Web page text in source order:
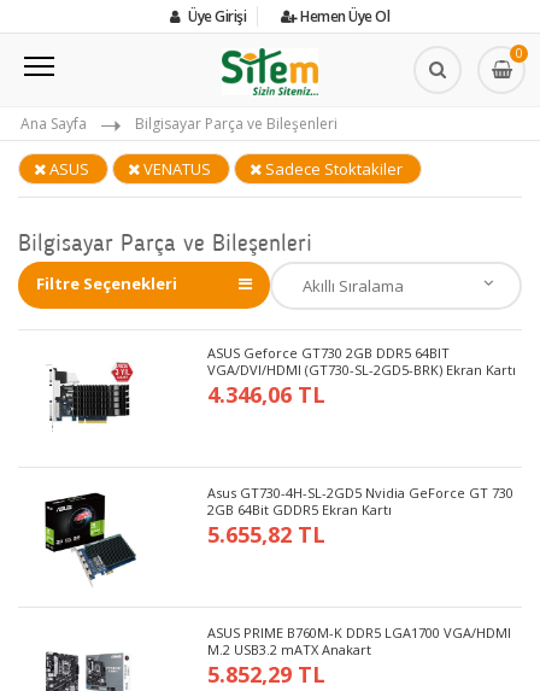
Üye Girişi Hemen Üye Ol
0
Ana Sayfa Bilgisayar Parça ve Bileşenleri
ASUS VENATUS Sadece Stoktakiler
Bilgisayar Parça ve Bileşenleri
Filtre Seçenekleri
ASUS Geforce GT730 2GB DDR5 64BIT
VGA/DVI/HDMI (GT730-SL-2GD5-BRK) Ekran Kartı
4.346,06 TL
Asus GT730-4H-SL-2GD5 Nvidia GeForce GT 730
2GB 64Bit GDDR5 Ekran Kartı
5.655,82 TL
ASUS PRIME B760M-K DDR5 LGA1700 VGA/HDMI
M.2 USB3.2 mATX Anakart
5.852,29 TL